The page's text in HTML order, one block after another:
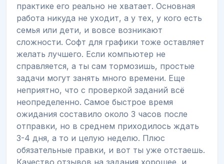
практике его реально не хватает. Основная
работа никуда не уходит, а у тех, у кого есть
семья или дети, и вовсе возникают
сложности. Софт для графики тоже оставляет
желать лучшего. Если компьютер не
справляется, а ты сам тормозишь, простые
задачи могут занять много времени. Еще
неприятно, что с проверкой заданий всё
неопределенно. Самое быстрое время
ожидания составило около 3 часов после
отправки, но в среднем приходилось ждать
3-4 дня, а то и целую неделю. Плюс
обязательные правки, и вот ты уже отстаешь.